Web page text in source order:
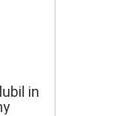
in